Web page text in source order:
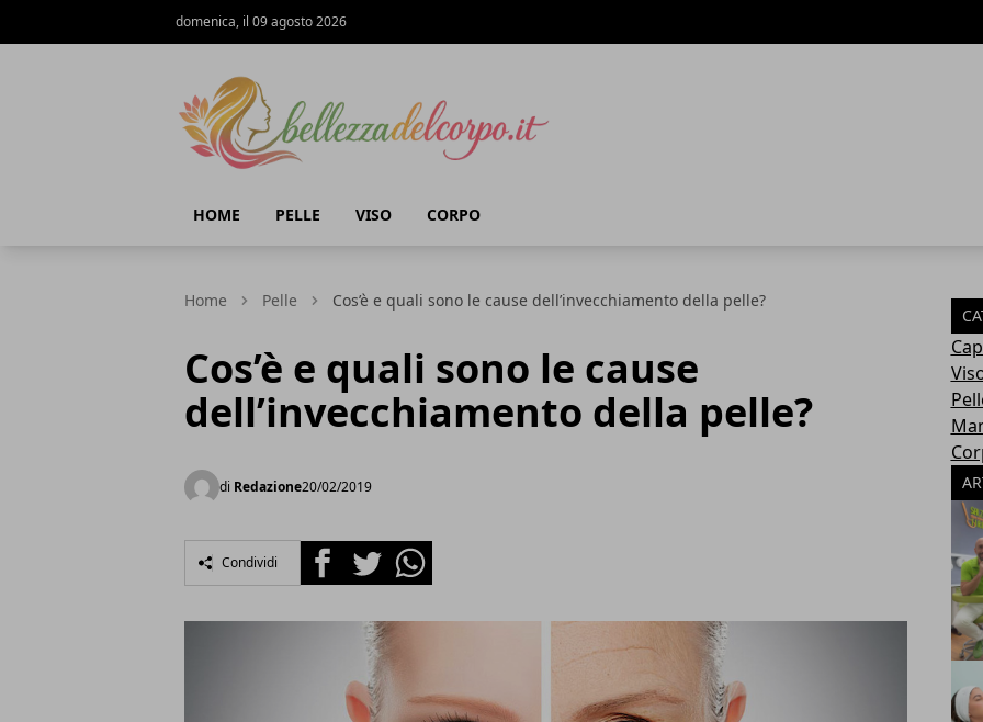
domenica, il 09 agosto 2026
HOME PELLE VISO CORPO
Home Pelle Cos’è e quali sono le cause dell’invecchiamento della pelle?
Cos’è e quali sono le cause
dell’invecchiamento della pelle?
di Redazione20/02/2019
Condividi FacebookTwitterWhatsapp